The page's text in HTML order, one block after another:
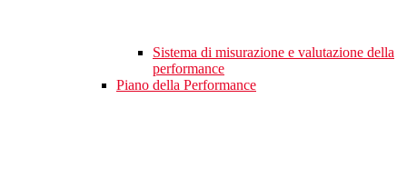
Sistema di misurazione e valutazione della
performance
Piano della Performance